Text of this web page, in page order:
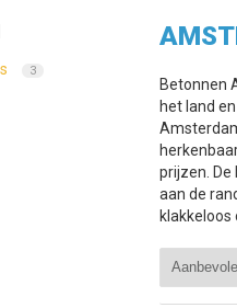
Betonnen
het land
prijzen.
aan de
klakkeloos
3